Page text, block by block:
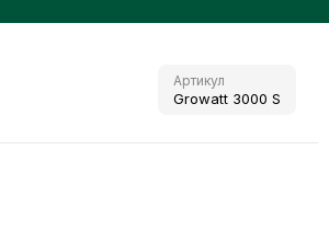
Артикул
Growatt 3000 S